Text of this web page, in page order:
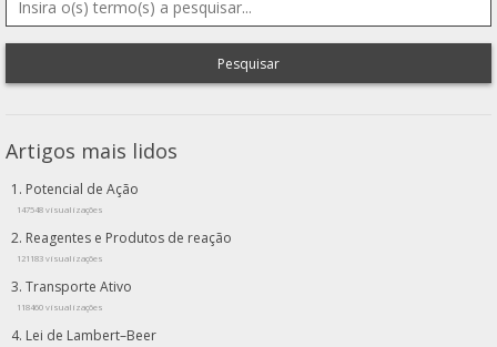
Pesquisar
Artigos mais lidos
Potencial de Ação
147548 visualizações
Reagentes e Produtos de reação
121183 visualizações
Transporte Ativo
118460 visualizações
Lei de Lambert–Beer